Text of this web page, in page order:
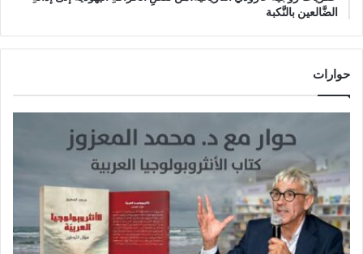
الضَّالعين بالنَّكبة
حوارات